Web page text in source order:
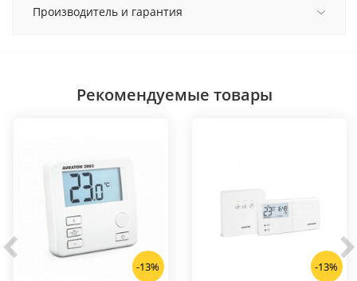
Производитель и гарантия
Рекомендуемые товары
-13% -13%